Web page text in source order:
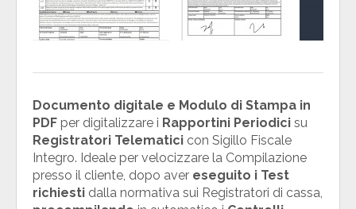
Documento digitale e Modulo di Stampa in
PDF per digitalizzare i Rapportini Periodici su
Registratori Telematici con Sigillo Fiscale
Integro. Ideale per velocizzare la Compilazione
presso il cliente, dopo aver eseguito i Test
richiesti dalla normativa sui Registratori di cassa,